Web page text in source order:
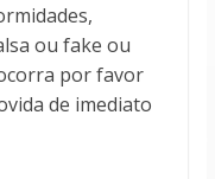
ou fake ou
por favor
de imediato